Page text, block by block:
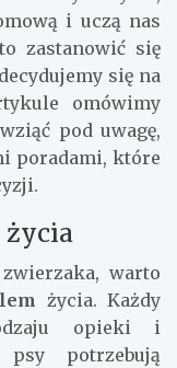
i uczą nas
zastanowić się
się na
omówimy
pod uwagę,
poradami, które
życia
warto
życia. Każdy
opieki i
psy potrzebują